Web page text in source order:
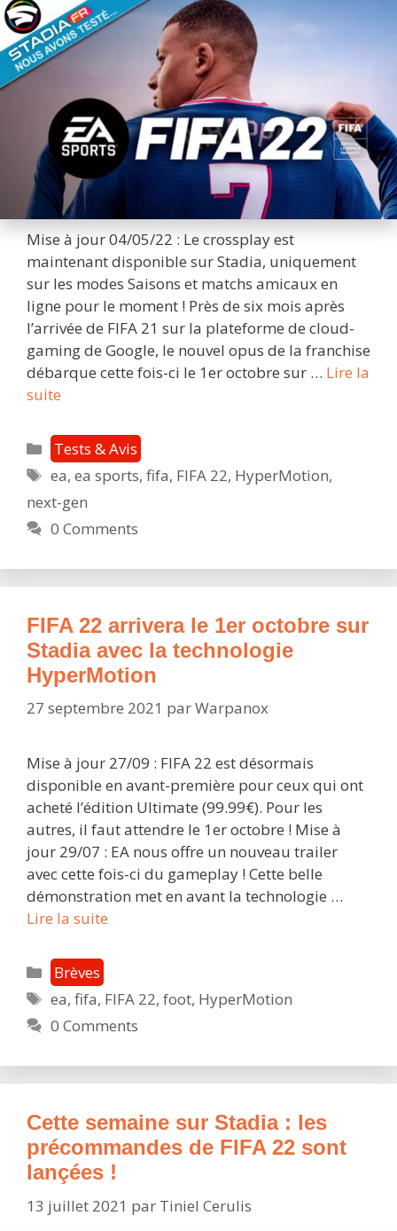
Mise à jour 04/05/22 : Le crossplay est
maintenant disponible sur Stadia, uniquement
sur les modes Saisons et matchs amicaux en
ligne pour le moment ! Près de six mois après
l’arrivée de FIFA 21 sur la plateforme de cloud-
gaming de Google, le nouvel opus de la franchise
débarque cette fois-ci le 1er octobre sur … Lire la
suite
:
une
expérience
« next-
gen »
bluffante,
sans
faute
et
à
domicile
Catégories
Tests & Avis
Étiquettes
ea,ea sports,fifa, FIFA 22, HyperMotion,
next-gen
0 Comments
FIFA 22 arrivera le 1er octobre sur
Stadia avec la technologie
HyperMotion
27 septembre 2021 parWarpanox
Mise à jour 27/09 : FIFA 22 est désormais
disponible en avant-première pour ceux qui ont
acheté l’édition Ultimate (99.99€). Pour les
autres, il faut attendre le 1er octobre ! Mise à
jour 29/07 : EA nous offre un nouveau trailer
avec cette fois-ci du gameplay ! Cette belle
démonstration met en avant la technologie …
Lire la suite
1er
octobre
Stadia
la
technologie
HyperMotion
Catégories
Brèves
Étiquettes
ea,fifa, FIFA 22,foot, HyperMotion
0 Comments
Cette semaine sur Stadia : les
précommandes de FIFA 22 sont
lançées !
13 juillet 2021 par Tiniel Cerulis